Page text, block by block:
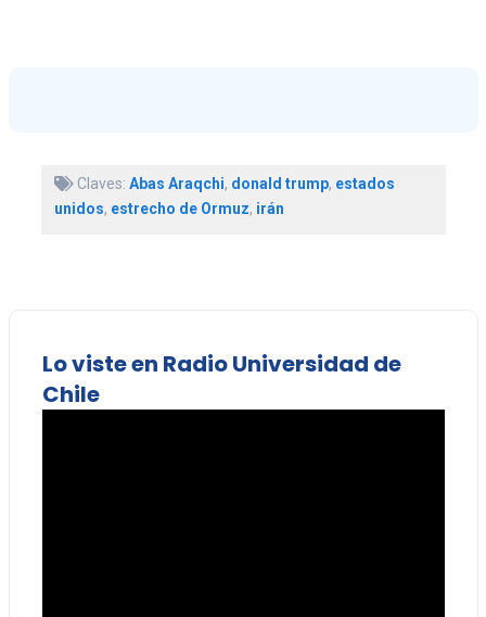
Claves: Abas Araqchi, donald trump, estados
unidos, estrecho de Ormuz, irán
Lo viste en Radio Universidad de
Chile